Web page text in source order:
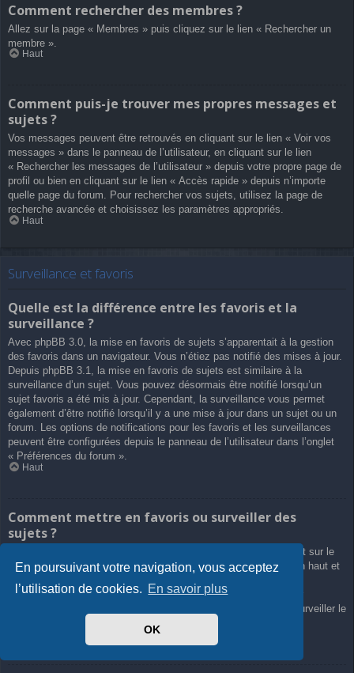
En poursuivant votre navigation, vous acceptez
l’utilisation de cookies. En savoir plus
OK
Comment rechercher des membres ?
Allez sur la page « Membres » puis cliquez sur le lien « Rechercher un
membre ».
Haut
Comment puis-je trouver mes propres messages et
sujets ?
Vos messages peuvent être retrouvés en cliquant sur le lien « Voir vos
messages » dans le panneau de l’utilisateur, en cliquant sur le lien
« Rechercher les messages de l’utilisateur » depuis votre propre page de
profil ou bien en cliquant sur le lien « Accès rapide » depuis n’importe
quelle page du forum. Pour rechercher vos sujets, utilisez la page de
recherche avancée et choisissez les paramètres appropriés.
Haut
Surveillance et favoris
Quelle est la différence entre les favoris et la
surveillance ?
Avec phpBB 3.0, la mise en favoris de sujets s’apparentait à la gestion
des favoris dans un navigateur. Vous n’étiez pas notifié des mises à jour.
Depuis phpBB 3.1, la mise en favoris de sujets est similaire à la
surveillance d’un sujet. Vous pouvez désormais être notifié lorsqu’un
sujet favoris a été mis à jour. Cependant, la surveillance vous permet
également d’être notifié lorsqu’il y a une mise à jour dans un sujet ou un
forum. Les options de notifications pour les favoris et les surveillances
peuvent être configurées depuis le panneau de l’utilisateur dans l’onglet
« Préférences du forum ».
Haut
Comment mettre en favoris ou surveiller des
sujets ?
Vous pouvez ajouter aux favoris ou surveiller un sujet en cliquant sur le
lien approprié dans le menu « Outils de sujet », souvent placé en haut et
Répondre à un sujet en cochant la case du formulaire « M’avertir
lorsqu’une réponse est postée » vous permettra également de surveiller le